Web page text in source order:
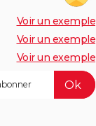
Voir un exemple
Voir un exemple
Voir un exemple